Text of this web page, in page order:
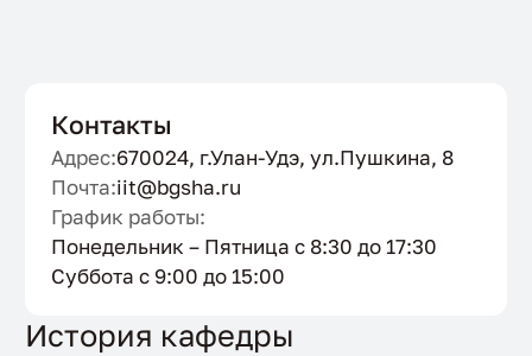
История кафедры
Контакты
Адрес:670024, г.Улан-Удэ, ул.Пушкина, 8
Почта:iit@bgsha.ru
График работы:
Понедельник – Пятница с 8:30 до 17:30
Суббота с 9:00 до 15:00